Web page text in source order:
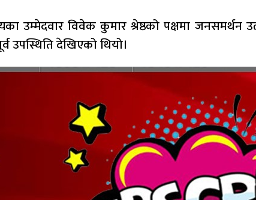
उम्मेदवार विवेक कुमार श्रेष्ठको पक्षमा
उपस्थिति देखिएको थियो।